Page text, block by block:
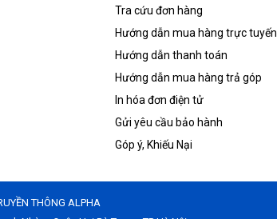
Tra cứu đơn hàng
Hướng dẫn mua hàng trực tuyến
Hướng dẫn thanh toán
Hướng dẫn mua hàng trả góp
In hóa đơn điện tử
Gửi yêu cầu bảo hành
Góp ý, Khiếu Nại
THÔNG ALPHA